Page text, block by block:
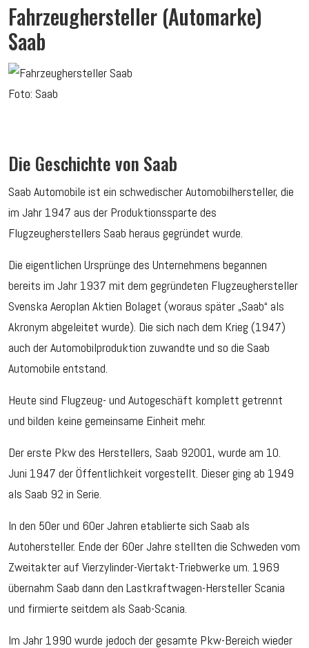
Fahrzeughersteller (Automarke)
Saab
Foto: Saab
Die Geschichte von Saab
Saab Automobile ist ein schwedischer Automobilhersteller, die
im Jahr 1947 aus der Produktionssparte des
Flugzeugherstellers Saab heraus gegründet wurde.
Die eigentlichen Ursprünge des Unternehmens begannen
bereits im Jahr 1937 mit dem gegründeten Flugzeughersteller
Svenska Aeroplan Aktien Bolaget (woraus später „Saab“ als
Akronym abgeleitet wurde). Die sich nach dem Krieg (1947)
auch der Automobilproduktion zuwandte und so die Saab
Automobile entstand.
Heute sind Flugzeug- und Autogeschäft komplett getrennt
und bilden keine gemeinsame Einheit mehr.
Der erste Pkw des Herstellers, Saab 92001, wurde am 10.
Juni 1947 der Öffentlichkeit vorgestellt. Dieser ging ab 1949
als Saab 92 in Serie.
In den 50er und 60er Jahren etablierte sich Saab als
Autohersteller. Ende der 60er Jahre stellten die Schweden vom
Zweitakter auf Vierzylinder-Viertakt-Triebwerke um. 1969
übernahm Saab dann den Lastkraftwagen-Hersteller Scania
und firmierte seitdem als Saab-Scania.
Im Jahr 1990 wurde jedoch der gesamte Pkw-Bereich wieder